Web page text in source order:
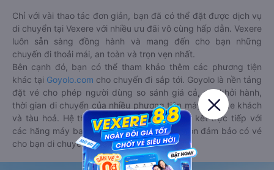
Chỉ với vài thao tác đơn giản, bạn đã có thể đặt được dịch vụ
di chuyển tại Vexere với nhiều ưu đãi vô cùng hấp dẫn. Vexere
luôn sẵn sàng đồng hành và mang đến cho bạn những
chuyến đi thoải mái, an toàn và trọn vẹn nhất.
Bên cạnh đó, bạn có thể tham khảo thêm các phương tiện
khác tại Goyolo.com cho chuyến đi sắp tới. Goyolo là nền tảng
đặt vé cho phép người dùng so sánh giá cả, giờ khởi hành,
thời gian di chuyển của nhiều phương tiện máy bay, xe khách
và tàu hoả. Hệ thống của Goyolo được liên kết trực tiếp với
các hãng máy bay, xe khách và tàu hoả, luôn đảm bảo có vé
cho bạn di chuyển.